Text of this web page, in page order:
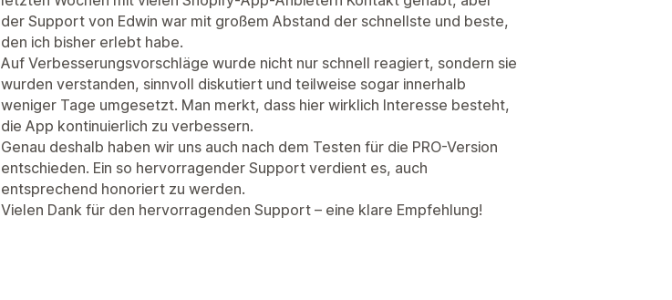
der Support von Edwin war mit großem Abstand der schnellste und beste,
den ich bisher erlebt habe.
Auf Verbesserungsvorschläge wurde nicht nur schnell reagiert, sondern sie
wurden verstanden, sinnvoll diskutiert und teilweise sogar innerhalb
weniger Tage umgesetzt. Man merkt, dass hier wirklich Interesse besteht,
die App kontinuierlich zu verbessern.
Genau deshalb haben wir uns auch nach dem Testen für die PRO-Version
entschieden. Ein so hervorragender Support verdient es, auch
entsprechend honoriert zu werden.
Vielen Dank für den hervorragenden Support – eine klare Empfehlung!